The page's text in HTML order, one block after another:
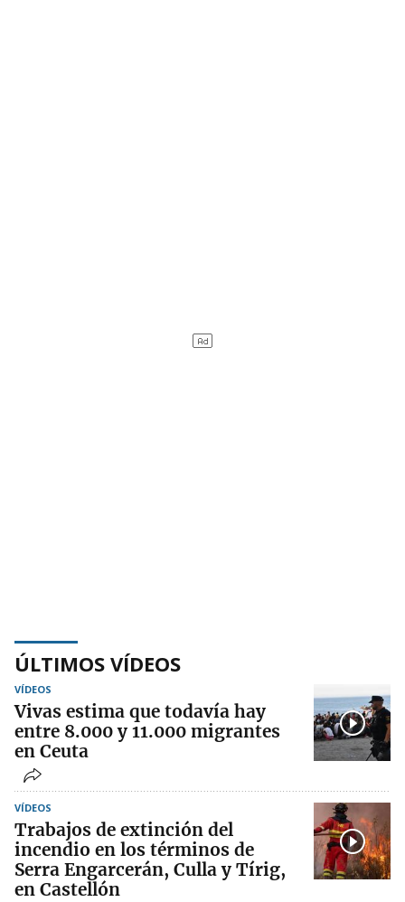
ÚLTIMOS VÍDEOS
VÍDEOS
Vivas estima que todavía hay
entre 8.000 y 11.000 migrantes
en Ceuta
VÍDEOS
Trabajos de extinción del
incendio en los términos de
Serra Engarcerán, Culla y Tírig,
en Castellón